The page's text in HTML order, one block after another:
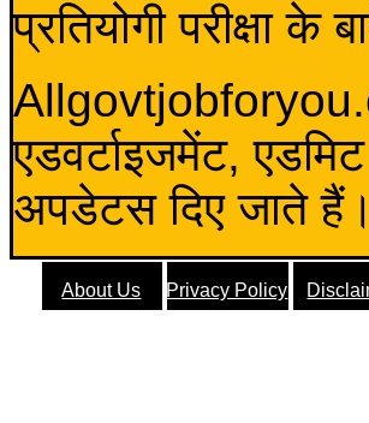
प्रतियोगी परीक्षा
एडवर्टाइजमेंट,
अपडेटस दिए जाते हैं।
About Us Privacy Policy